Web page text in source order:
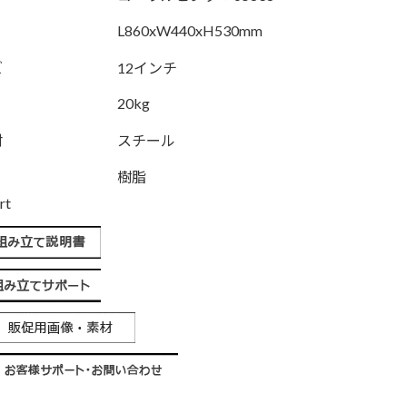
L860xW440xH530mm
12インチ
20kg
スチール
樹脂